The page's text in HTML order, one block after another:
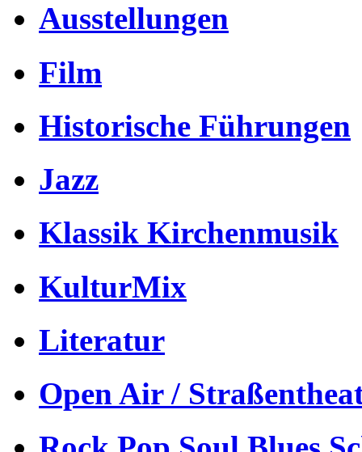
Ausstellungen
Film
Historische Führungen
Jazz
Klassik Kirchenmusik
KulturMix
Literatur
Open Air /